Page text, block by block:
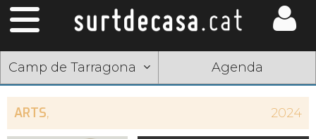
Camp de Tarragona Agenda
ARTS, 2024